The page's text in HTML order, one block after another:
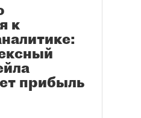
к
прибыль